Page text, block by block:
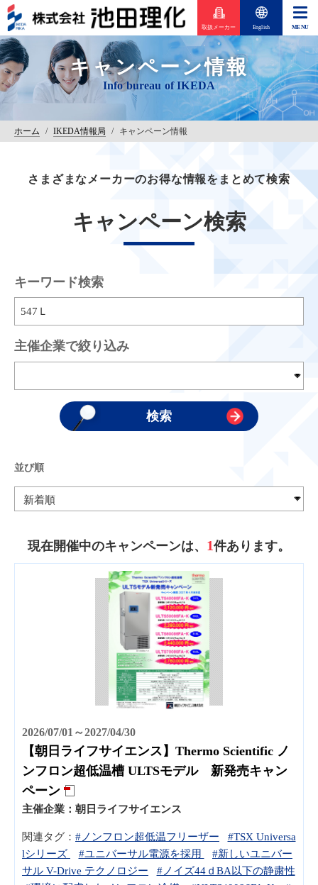
取扱メーカー English
キャンペーン情報
ホーム / IKEDA情報局 / キャンペーン情報
さまざまなメーカーのお得な情報をまとめて検索
キャンペーン検索
キーワード検索
主催企業で絞り込み
並び順
現在開催中のキャンペーンは、 1件あります。
2026/07/01～2027/04/30
【朝日ライフサイエンス】Thermo Scientific ノ
ンフロン超低温槽 ULTSモデル 新発売キャン
ペーン
主催企業： 朝日ライフサイエンス
関連タグ： #ノンフロン超低温フリーザー
#TSX Universa
lシリーズ
#ユニバーサル電源を採用
#新しいユニバー
サル V-Drive テクノロジー
#ノイズ44ｄBA以下の静粛性